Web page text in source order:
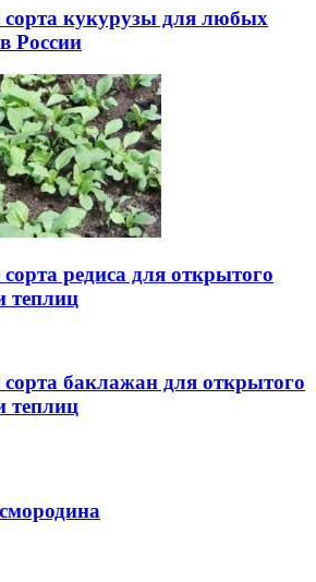
кукурузы для любых
России
редиса для открытого
теплиц
баклажан для открытого
теплиц